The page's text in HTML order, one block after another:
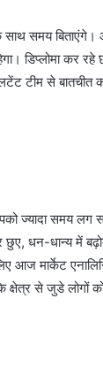
समय
डिप्लोमा कर रहे
टीम से
ज्यादा समय लग
धन-धान्य में
मार्केट
से जुडे लोगों को